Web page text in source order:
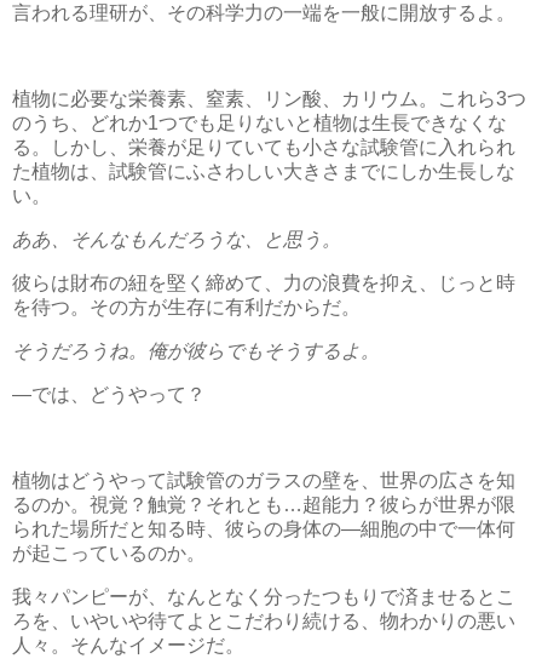
言われる理研が、その科学力の一端を一般に開放するよ。
植物に必要な栄養素、窒素、リン酸、カリウム。これら3つ
のうち、どれか1つでも足りないと植物は生長できなくな
る。しかし、栄養が足りていても小さな試験管に入れられ
た植物は、試験管にふさわしい大きさまでにしか生長しな
い。
ああ、そんなもんだろうな、と思う。
彼らは財布の紐を堅く締めて、力の浪費を抑え、じっと時
を待つ。その方が生存に有利だからだ。
そうだろうね。俺が彼らでもそうするよ。
―では、どうやって？
植物はどうやって試験管のガラスの壁を、世界の広さを知
るのか。視覚？触覚？それとも…超能力？彼らが世界が限
られた場所だと知る時、彼らの身体の―細胞の中で一体何
が起こっているのか。
我々パンピーが、なんとなく分ったつもりで済ませるとこ
ろを、いやいや待てよとこだわり続ける、物わかりの悪い
人々。そんなイメージだ。